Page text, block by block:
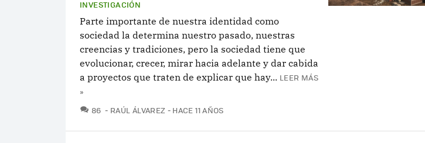
INVESTIGACIÓN
Parte importante de nuestra identidad como
sociedad la determina nuestro pasado, nuestras
creencias y tradiciones, pero la sociedad tiene que
evolucionar, crecer, mirar hacia adelante y dar cabida
a proyectos que traten de explicar que hay... LEER MÁS
»
86 COMENTARIOS
RAÚL ÁLVAREZ HACE 11 AÑOS